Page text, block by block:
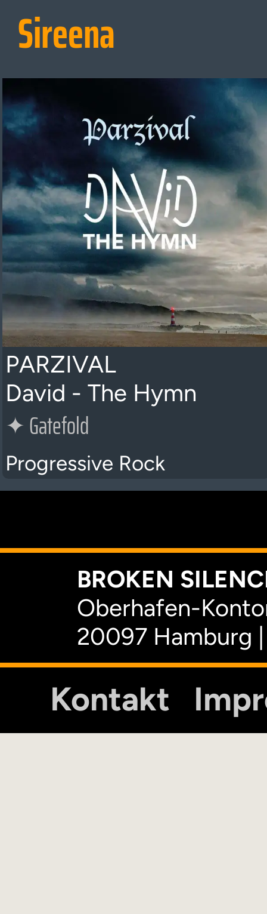
Sireena
PARZIVAL
David - The Hymn
✦Gatefold
Progressive Rock
BROKEN
Oberhafen-
20097 Hamburg
Kontakt